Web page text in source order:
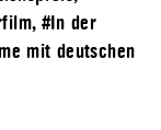
, #In der
mit deutschen